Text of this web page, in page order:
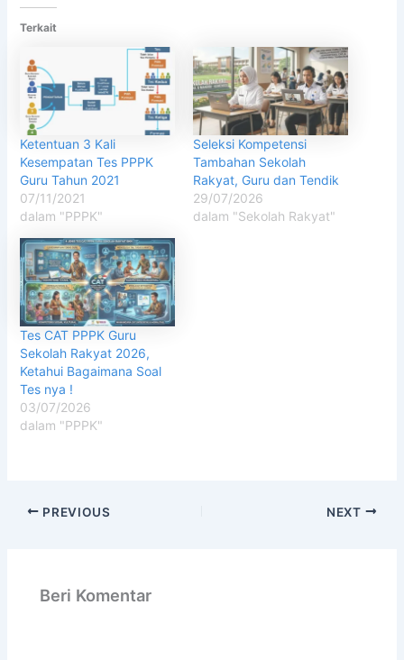
Terkait
Ketentuan 3 Kali
Kesempatan Tes PPPK
Guru Tahun 2021
07/11/2021
dalam "PPPK"
Seleksi Kompetensi
Tambahan Sekolah
Rakyat, Guru dan Tendik
29/07/2026
dalam "Sekolah Rakyat"
Tes CAT PPPK Guru
Sekolah Rakyat 2026,
Ketahui Bagaimana Soal
Tes nya !
03/07/2026
dalam "PPPK"
PREVIOUS NEXT
Beri Komentar